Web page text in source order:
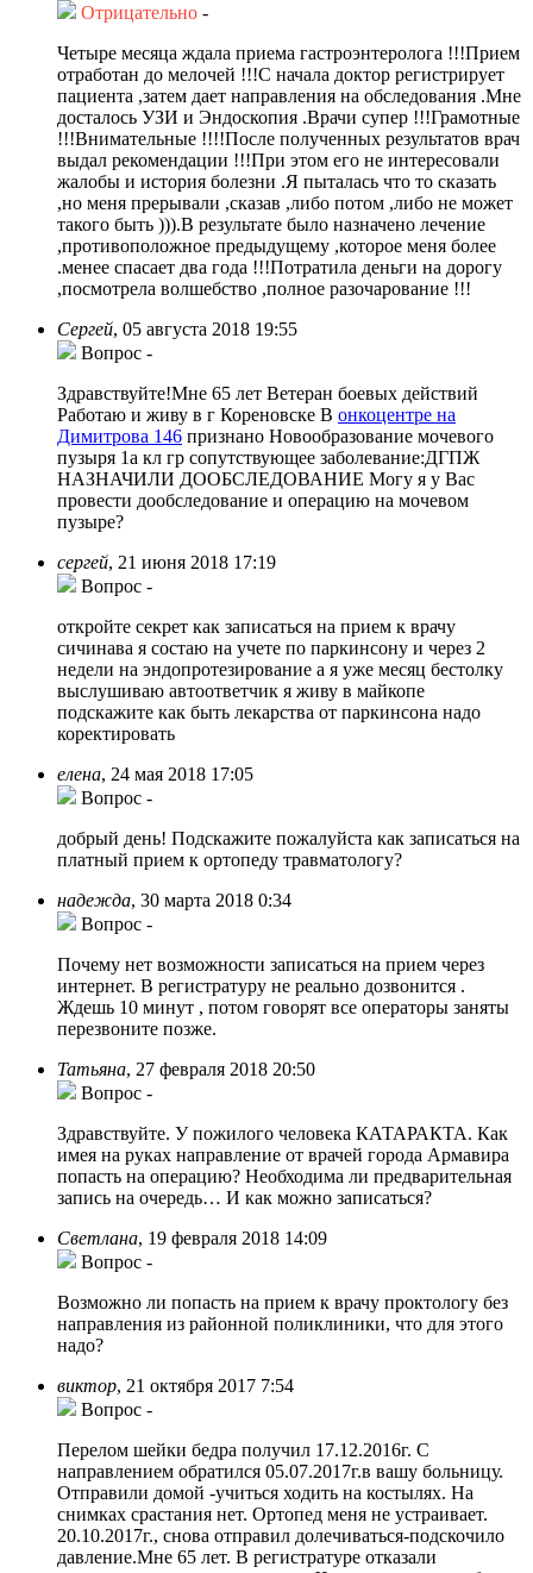
Отрицательно -
Четыре месяца ждала приема гастроэнтеролога !!!Прием
отработан до мелочей !!!С начала доктор регистрирует
пациента ,затем дает направления на обследования .Мне
досталось УЗИ и Эндоскопия .Врачи супер !!!Грамотные
!!!Внимательные !!!!После полученных результатов врач
выдал рекомендации !!!При этом его не интересовали
жалобы и история болезни .Я пыталась что то сказать
,но меня прерывали ,сказав ,либо потом ,либо не может
такого быть ))).В результате было назначено лечение
,противоположное предыдущему ,которое меня более
.менее спасает два года !!!Потратила деньги на дорогу
,посмотрела волшебство ,полное разочарование !!!
Сергей, 05 августа 2018 19:55
Вопрос -
Здравствуйте!Мне 65 лет Ветеран боевых действий
Работаю и живу в г Кореновске В онкоцентре на
Димитрова 146 признано Новообразование мочевого
пузыря 1а кл гр сопутствующее заболевание:ДГПЖ
НАЗНАЧИЛИ ДООБСЛЕДОВАНИЕ Могу я у Вас
провести дообследование и операцию на мочевом
пузыре?
сергей, 21 июня 2018 17:19
Вопрос -
откройте секрет как записаться на прием к врачу
сичинава я состаю на учете по паркинсону и через 2
недели на эндопротезирование а я уже месяц бестолку
выслушиваю автоответчик я живу в майкопе
подскажите как быть лекарства от паркинсона надо
коректировать
елена, 24 мая 2018 17:05
Вопрос -
добрый день! Подскажите пожалуйста как записаться на
платный прием к ортопеду травматологу?
надежда, 30 марта 2018 0:34
Вопрос -
Почему нет возможности записаться на прием через
интернет. В регистратуру не реально дозвонится .
Ждешь 10 минут , потом говорят все операторы заняты
перезвоните позже.
Татьяна, 27 февраля 2018 20:50
Вопрос -
Здравствуйте. У пожилого человека КАТАРАКТА. Как
имея на руках направление от врачей города Армавира
попасть на операцию? Необходима ли предварительная
запись на очередь… И как можно записаться?
Светлана, 19 февраля 2018 14:09
Вопрос -
Возможно ли попасть на прием к врачу проктологу без
направления из районной поликлиники, что для этого
надо?
виктор, 21 октября 2017 7:54
Вопрос -
Перелом шейки бедра получил 17.12.2016г. С
направлением обратился 05.07.2017г.в вашу больницу.
Отправили домой -учиться ходить на костылях. На
снимках срастания нет. Ортопед меня не устраивает.
20.10.2017г., снова отправил долечиваться-подскочило
давление.Мне 65 лет. В регистратуре отказали